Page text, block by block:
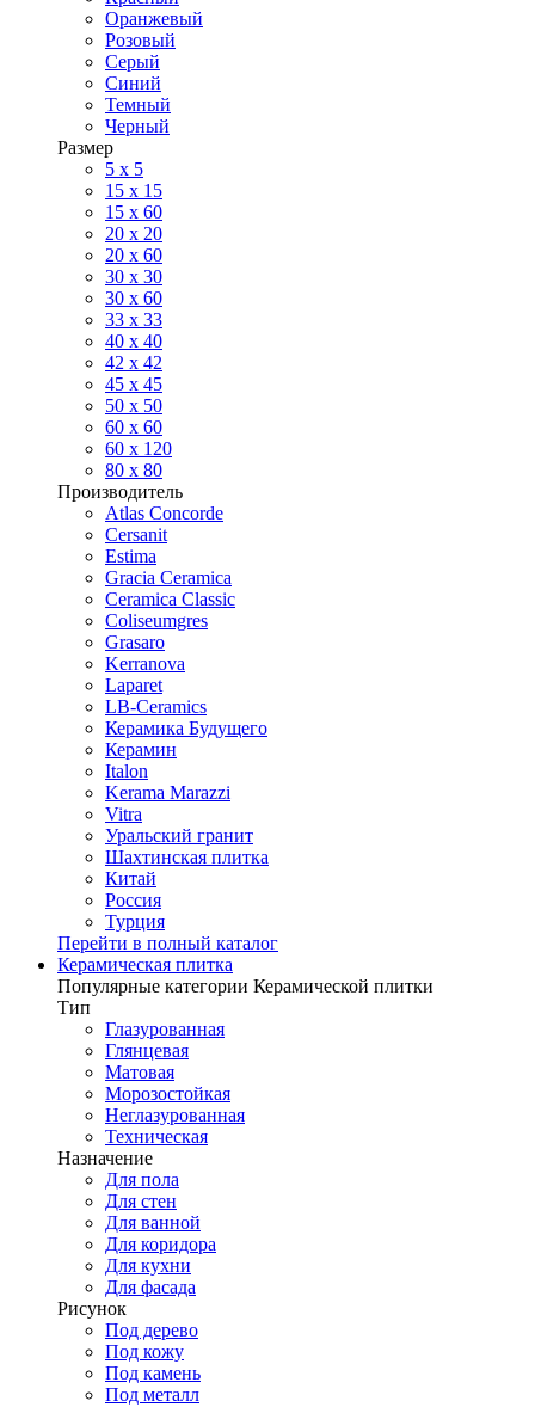
Оранжевый
Розовый
Серый
Синий
Темный
Черный
Размер
5 x 5
15 x 15
15 x 60
20 х 20
20 x 60
30 х 30
30 x 60
33 x 33
40 х 40
42 x 42
45 x 45
50 x 50
60 х 60
60 x 120
80 x 80
Производитель
Atlas Concorde
Cersanit
Estima
Gracia Ceramica
Ceramica Classic
Coliseumgres
Grasaro
Kerranova
Laparet
LB-Ceramics
Керамика Будущего
Керамин
Italon
Kerama Marazzi
Vitra
Уральский гранит
Шахтинская плитка
Китай
Россия
Турция
Перейти в полный каталог
Керамическая плитка
Популярные категории Керамической плитки
Тип
Глазурованная
Глянцевая
Матовая
Морозостойкая
Неглазурованная
Техническая
Назначение
Для пола
Для стен
Для ванной
Для коридора
Для кухни
Для фасада
Рисунок
Под дерево
Под кожу
Под камень
Под металл